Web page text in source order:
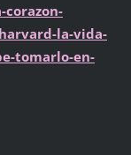
la-vida-
tomarlo-en-